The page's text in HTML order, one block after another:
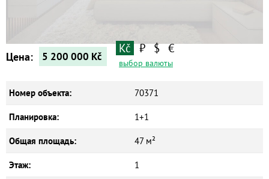
Цена: 5 200 000 Kč
Kč ₽ $ €
выбор валюты
Номер объекта: 70371
Планировка: 1+1
Общая площадь: 47 м²
Этаж: 1